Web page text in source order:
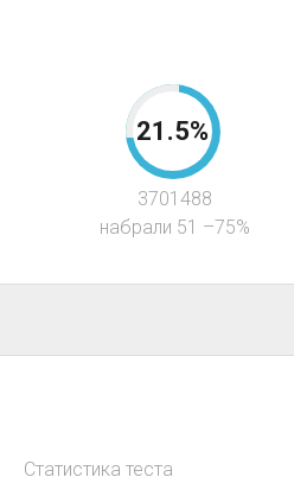
21.5%
3701488
набрали 51 –75%
Статистика теста